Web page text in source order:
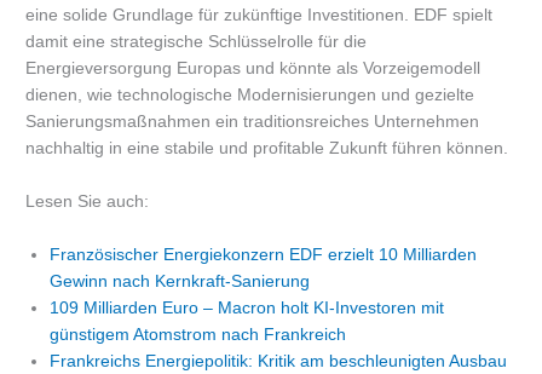
eine solide Grundlage für zukünftige Investitionen. EDF spielt
damit eine strategische Schlüsselrolle für die
Energieversorgung Europas und könnte als Vorzeigemodell
dienen, wie technologische Modernisierungen und gezielte
Sanierungsmaßnahmen ein traditionsreiches Unternehmen
nachhaltig in eine stabile und profitable Zukunft führen können.
Lesen Sie auch:
Französischer Energiekonzern EDF erzielt 10 Milliarden
Gewinn nach Kernkraft-Sanierung
109 Milliarden Euro – Macron holt KI-Investoren mit
günstigem Atomstrom nach Frankreich
Frankreichs Energiepolitik: Kritik am beschleunigten Ausbau